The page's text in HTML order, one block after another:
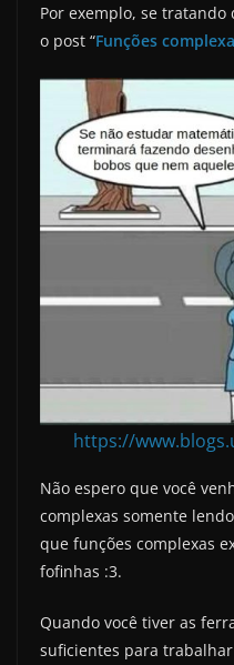
Por exemplo, se
o post “Funções
https://
Não espero que você
complexas somente
que funções complexas
fofinhas :3.
Quando você tiver as
suficientes para